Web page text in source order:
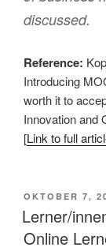
discussed.
Reference:
Introducing
worth it to
Innovation and
[Link to full
AM
OKTOBER 7,
Lerner/
Online